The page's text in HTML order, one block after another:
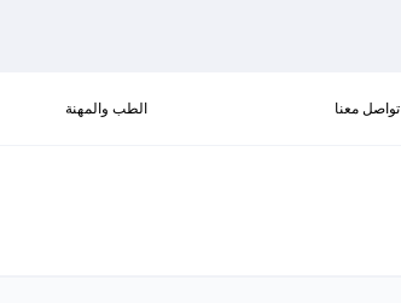
الطب والمهنة تواصل معنا